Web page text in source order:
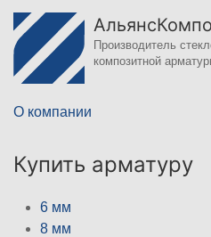
Производитель
композитной
О компании
Купить арматуру
6 мм
8 мм